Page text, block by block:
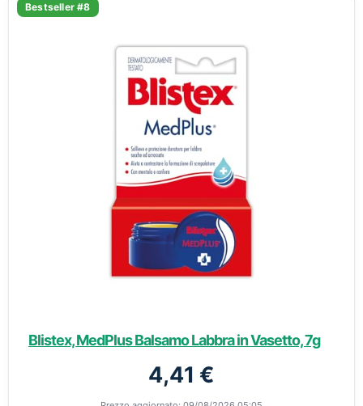
Bestseller #8
Blistex, MedPlus Balsamo Labbra in Vasetto, 7g
4,41 €